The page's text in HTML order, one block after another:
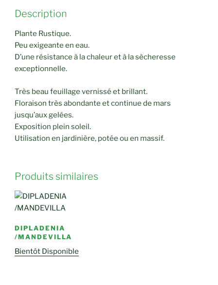
Description
Plante Rustique.
Peu exigeante en eau.
D’une résistance à la chaleur et à la sècheresse
exceptionnelle.
Très beau feuillage vernissé et brillant.
Floraison très abondante et continue de mars
jusqu’aux gelées.
Exposition plein soleil.
Utilisation en jardinière, potée ou en massif.
Produits similaires
DIPLADENIA
/MANDEVILLA
Bientôt Disponible